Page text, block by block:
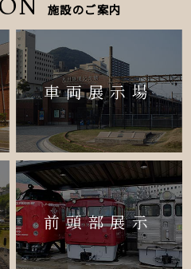
施設のご案内
車両展示場
前頭部展示